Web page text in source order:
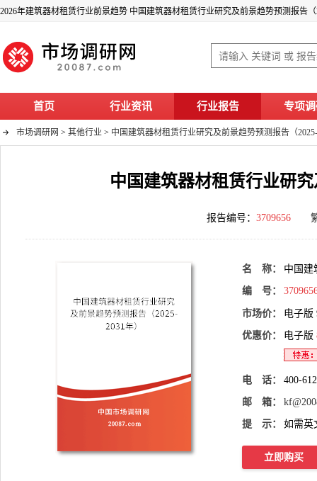
2026年建筑器材租赁行业前景趋势 中国建筑器材租赁行业研究及前景趋势预测报告（
首页 行业资讯 行业报告 专项
市场调研网 > 其他行业 > 中国建筑器材租赁行业研究及前景趋势预测报告（
中国建筑器材租赁行业研
报告编号： 3709656
名 称： 中国建
编 号：
市场价： 电子版
优惠价： 电子版
电 话： 400-
邮 箱：
提 示： 如需英
立即购买